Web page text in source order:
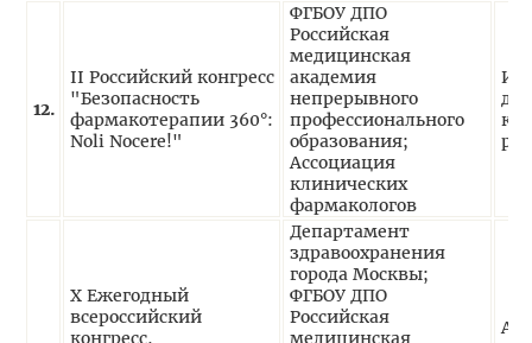
12.
II Российский конгресс
"Безопасность
фармакотерапии 360°:
Noli Nocere!"
ФГБОУ ДПО
Российская
медицинская
академия
непрерывного
профессионального
образования;
Ассоциация
клинических
фармакологов
X Ежегодный
всероссийский
конгресс,
Департамент
здравоохранения
города Москвы;
ФГБОУ ДПО
Российская
медицинская